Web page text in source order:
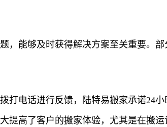
，能够及时获得解决方案至关重要。
电话进行反馈，陆特易搬家承诺24小
高了客户的搬家体验，尤其是在搬运